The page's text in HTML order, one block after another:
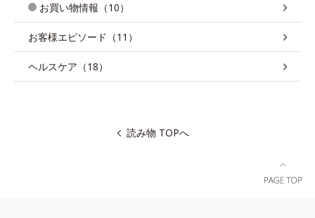
お買い物情報（10）
お客様エピソード（11）
ヘルスケア（18）
読み物 TOPへ